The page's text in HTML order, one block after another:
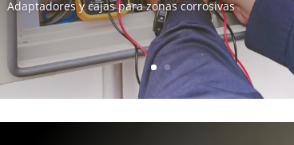
Adaptadores y cajas para zonas corrosivas